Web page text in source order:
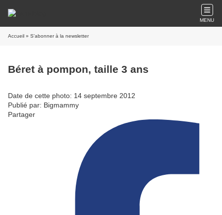
MENU
Accueil » S'abonner à la newsletter
Béret à pompon, taille 3 ans
Date de cette photo: 14 septembre 2012
Publié par: Bigmammy
Partager